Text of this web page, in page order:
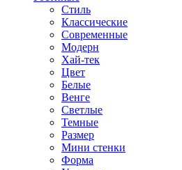
Стиль
Классические
Современные
Модерн
Хай-тек
Цвет
Белые
Венге
Светлые
Темные
Размер
Мини стенки
Форма